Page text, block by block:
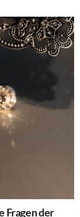
Fragen der